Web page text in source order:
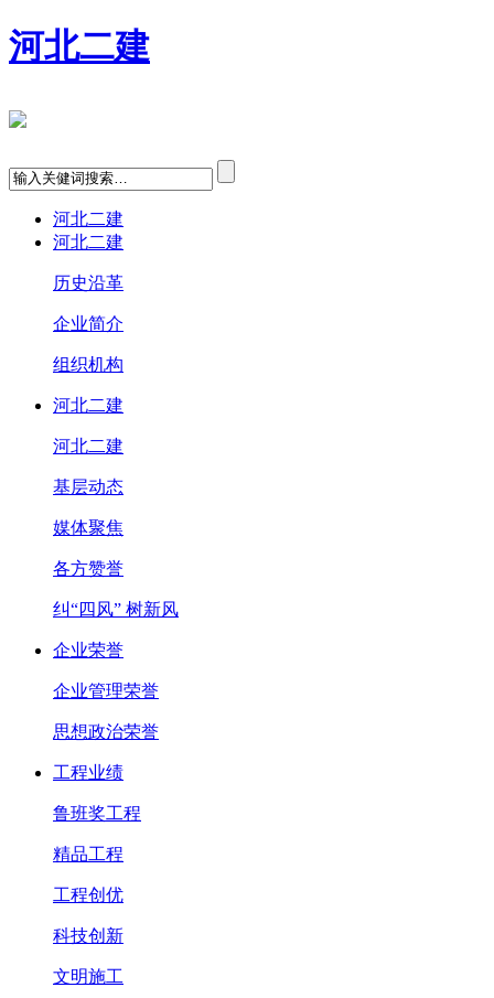
河北二建
河北二建
河北二建
历史沿革
企业简介
组织机构
河北二建
河北二建
基层动态
媒体聚焦
各方赞誉
纠“四风” 树新风
企业荣誉
企业管理荣誉
思想政治荣誉
工程业绩
鲁班奖工程
精品工程
工程创优
科技创新
文明施工